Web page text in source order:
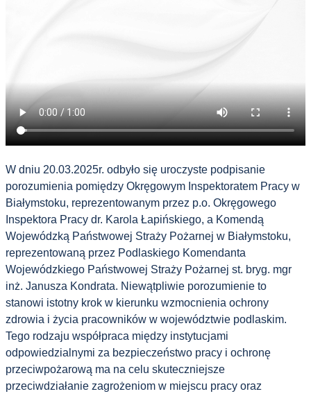
W dniu 20.03.2025r. odbyło się uroczyste podpisanie
porozumienia pomiędzy Okręgowym Inspektoratem Pracy w
Białymstoku, reprezentowanym przez p.o. Okręgowego
Inspektora Pracy dr. Karola Łapińskiego, a Komendą
Wojewódzką Państwowej Straży Pożarnej w Białymstoku,
reprezentowaną przez Podlaskiego Komendanta
Wojewódzkiego Państwowej Straży Pożarnej st. bryg. mgr
inż. Janusza Kondrata. Niewątpliwie porozumienie to
stanowi istotny krok w kierunku wzmocnienia ochrony
zdrowia i życia pracowników w województwie podlaskim.
Tego rodzaju współpraca między instytucjami
odpowiedzialnymi za bezpieczeństwo pracy i ochronę
przeciwpożarową ma na celu skuteczniejsze
przeciwdziałanie zagrożeniom w miejscu pracy oraz